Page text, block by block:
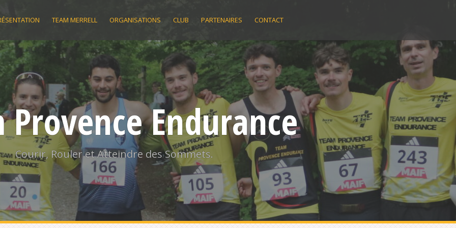
TEAM MERRELL ORGANISATIONS CLUB PARTENAIRES CONTACT
Provence Endurance
Courir, Rouler et Atteindre des Sommets.